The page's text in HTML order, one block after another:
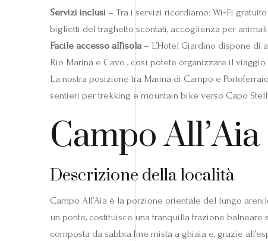
Servizi inclusi – Tra i servizi ricordiamo: Wi‑Fi
biglietti del traghetto scontati, accoglienza per
Facile accesso all’isola– L’Hotel Giardino dispone di
Rio Marina e Cavo , così potete organizzare il viaggio
La nostra posizione tra Marina di Campo e
sentieri per trekking e mountain bike verso Capo
Campo
Descrizione della località
Campo All’Aia è la porzione orientale del lungo
un ponte, costituisce una tranquilla frazione
composta da sabbia fine mista a ghiaia e, grazie